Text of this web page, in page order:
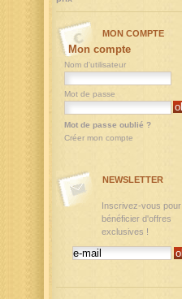
MON COMPTE
Mon compte
Nom d'utilisateur
Mot de passe
Mot de passe oublié ?
Créer mon compte
NEWSLETTER
Inscrivez-vous pour
bénéficier d'offres
exclusives !